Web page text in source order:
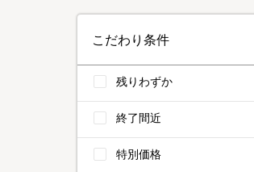
こだわり条件
残りわずか
終了間近
特別価格